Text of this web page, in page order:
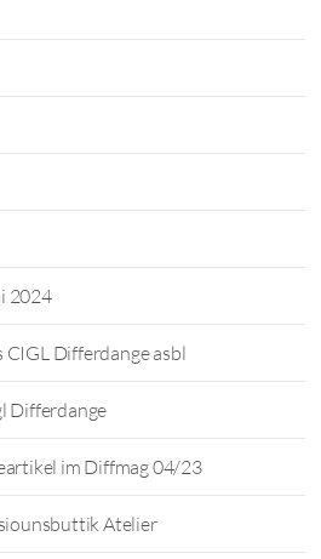
2024
Differdange asbl
Differdange
im Diffmag 04/23
Atelier